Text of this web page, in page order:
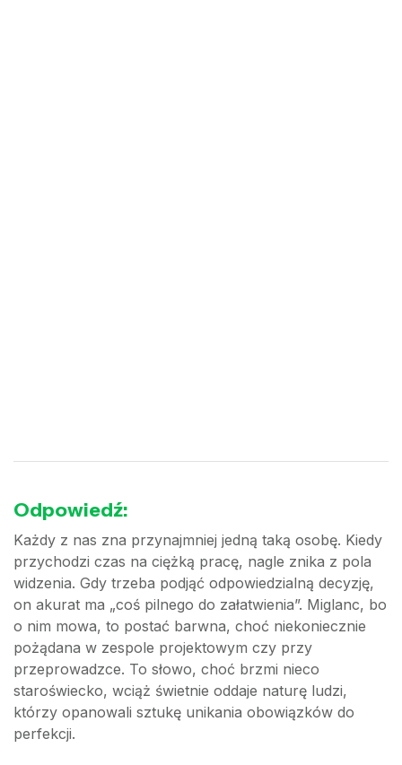
Odpowiedź:
Każdy z nas zna przynajmniej jedną taką osobę. Kiedy
przychodzi czas na ciężką pracę, nagle znika z pola
widzenia. Gdy trzeba podjąć odpowiedzialną decyzję,
on akurat ma „coś pilnego do załatwienia”. Miglanc, bo
o nim mowa, to postać barwna, choć niekoniecznie
pożądana w zespole projektowym czy przy
przeprowadzce. To słowo, choć brzmi nieco
staroświecko, wciąż świetnie oddaje naturę ludzi,
którzy opanowali sztukę unikania obowiązków do
perfekcji.